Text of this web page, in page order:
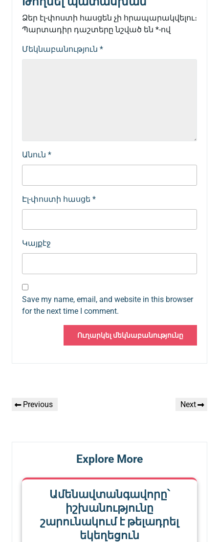
Ձեր էլ-փոստի հասցեն չի հրապարակվելու։
Պարտադիր դաշտերը նշված են *-ով
Մեկնաբանություն *
Անուն *
Էլ-փոստի հասցե *
Կայքէջ
Save my name, email, and website in this browser
for the next time I comment.
նավարկումը
Previous
Previous
Next
Next
Explore More
Ամենավտանգավորը՝
իշխանությունը
շարունակում է թելադրել
եկեղեցուն